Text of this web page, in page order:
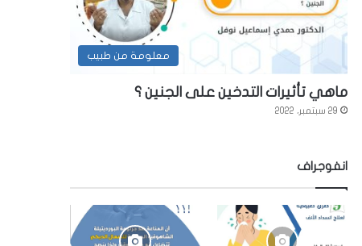
معلومة من طبيب
ماهي تأثيرات التدخين على الجنين ؟
29 سبتمبر، 2022
انفوجراف